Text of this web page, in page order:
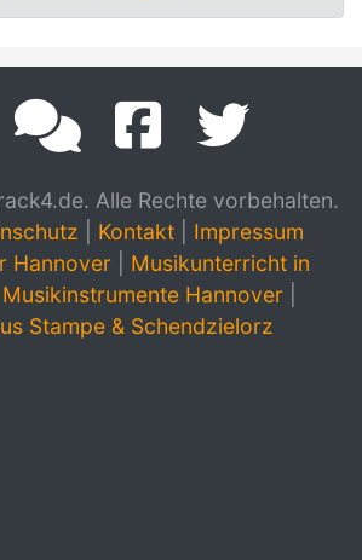
Alle Rechte vorbehalten.
Kontakt
Impressum
Hannover
Musikunterricht in
Musikinstrumente Hannover
Stampe & Schendzielorz